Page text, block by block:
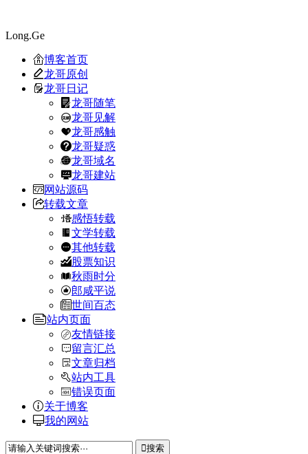
Long.Ge
博客首页
龙哥原创
龙哥日记
龙哥随笔
龙哥见解
龙哥感触
龙哥疑惑
龙哥域名
龙哥建站
网站源码
转载文章
感悟转载
文学转载
其他转载
股票知识
秋雨时分
郎咸平说
世间百态
站内页面
友情链接
留言汇总
文章归档
站内工具
错误页面
关于博客
我的网站
搜索